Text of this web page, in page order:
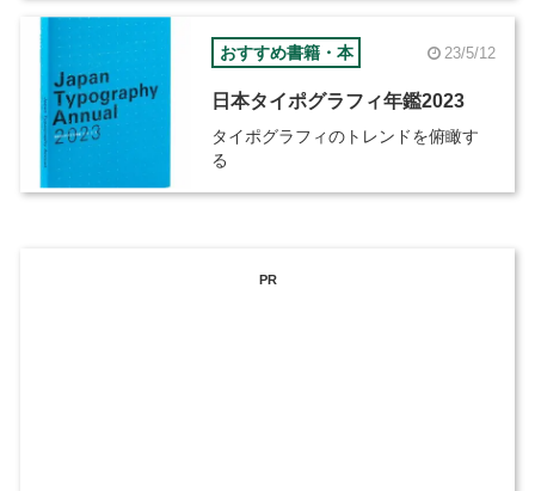
おすすめ書籍・本 23/5/12
日本タイポグラフィ年鑑2023
タイポグラフィのトレンドを俯瞰す
る
PR